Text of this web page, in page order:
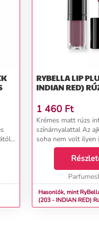
...
RYBELLA LIP
INDIAN
1 460 Ft
Krémes matt rúzs
színárnyalattal Az
soha nem volt ilyen
olasz RyBella
ricinusolajjal dúsított
&nbsp;rúzsának
összetétele
Hasonlók, mint
(203 -